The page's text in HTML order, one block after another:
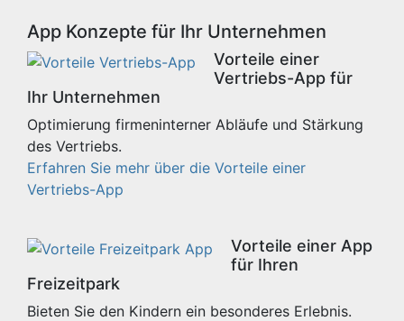
App Konzepte für Ihr Unternehmen
Vorteile einer
Vertriebs-App für
Ihr Unternehmen
Optimierung firmeninterner Abläufe und Stärkung
des Vertriebs.
Erfahren Sie mehr über die Vorteile einer
Vertriebs-App
Vorteile einer App
für Ihren
Freizeitpark
Bieten Sie den Kindern ein besonderes Erlebnis.